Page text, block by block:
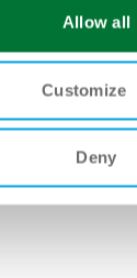
Allow all
Customize
Deny
zwölf
Kurse